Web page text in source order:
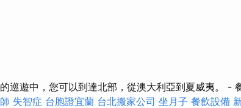
的巡遊中，您可以到達北部，從澳大利亞到夏威夷。 -
師 失智症 台胞證宜蘭 台北搬家公司 坐月子 餐飲設備